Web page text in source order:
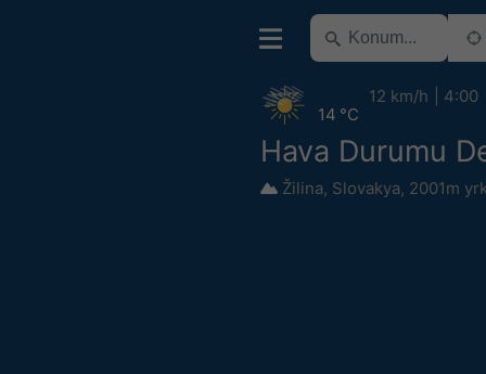
Hava Durumu
Žilina, Slovakya, 2001m
14 °C
12 km/h 4:00